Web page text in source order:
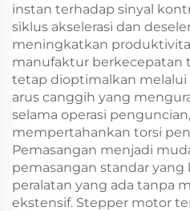
instan terhadap sinyal
siklus akselerasi dan
meningkatkan
manufaktur berkecepatan
tetap dioptimalkan
arus canggih yang
selama operasi
mempertahankan torsi
Pemasangan menjadi
pemasangan standar
peralatan yang ada tanpa
ekstensif. Stepper motor